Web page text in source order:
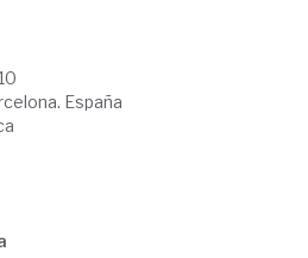
España